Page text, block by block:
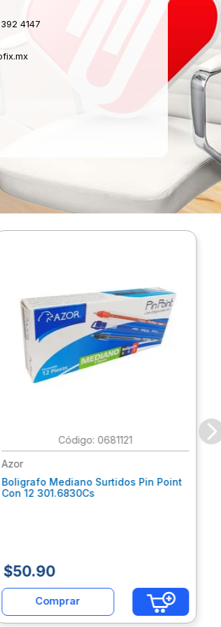
4147
: 0681121
Azor
Boligrafo Mediano Surtidos Pin Point
Con 12 301.6830Cs
$50.90
Comprar